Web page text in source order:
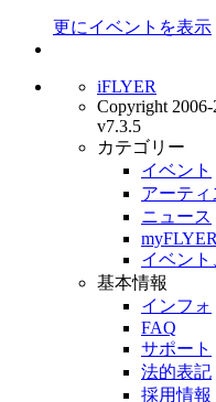
更にイベントを表示
iFLYER
Copyright 2006-
v7.3.5
カテゴリー
イベント
アーティ
ニュース
myFLYER
イベン
基本情報
インフォ
FAQ
サポート
法的表記
採用情報